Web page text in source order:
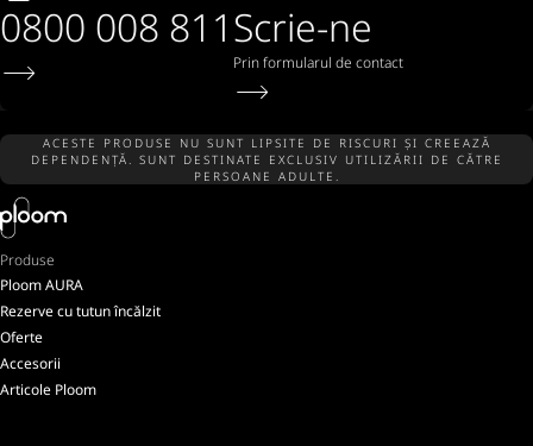
0800 008 811Scrie-ne
Prin formularul de contact
ACESTE PRODUSE NU SUNT LIPSITE DE RISCURI ȘI CREEAZĂ
DEPENDENȚĂ. SUNT DESTINATE EXCLUSIV UTILIZĂRII DE CĂTRE
PERSOANE ADULTE.
Produse
Ploom AURA
Rezerve cu tutun încălzit
Oferte
Accesorii
Articole Ploom